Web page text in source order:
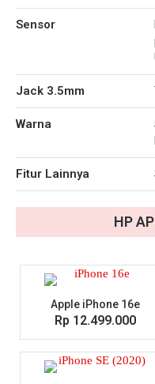
Sensor
Jack 3.5mm
Warna
Fitur Lainnya
HP
Apple iPhone 16e
Rp 12.499.000